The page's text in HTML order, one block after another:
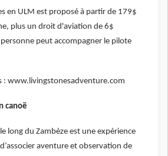
en ULM est proposé à partir de 179$
plus un droit d'aviation de 6$
peut accompagner le pilote
: www.livingstonesadventure.com
canoë
long du Zambèze est une expérience
aventure et observation de